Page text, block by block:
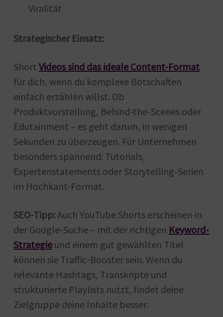
Viralität
Strategischer Einsatz:
Short Videos sind das ideale Content-Format
für dich, wenn du komplexe Botschaften
einfach erzählen willst. Ob
Produktvorstellung, Behind-the-Scenes oder
Edutainment – es geht darum, in wenigen
Sekunden zu überzeugen. Für Unternehmen
besonders spannend: Tutorials,
Expertenstatements oder Storytelling-Serien
im Hochkant-Format.
SEO-Tipp:Auch YouTube Shorts erscheinen in
der Google-Suche – mit der richtigen Keyword-
Strategieund einem gut gewählten Titel
können sie Traffic-Booster sein. Wenn du
relevante Hashtags, Transkripte und
strukturierte Playlists nutzt, findet deine
Zielgruppe deine Inhalte besser.